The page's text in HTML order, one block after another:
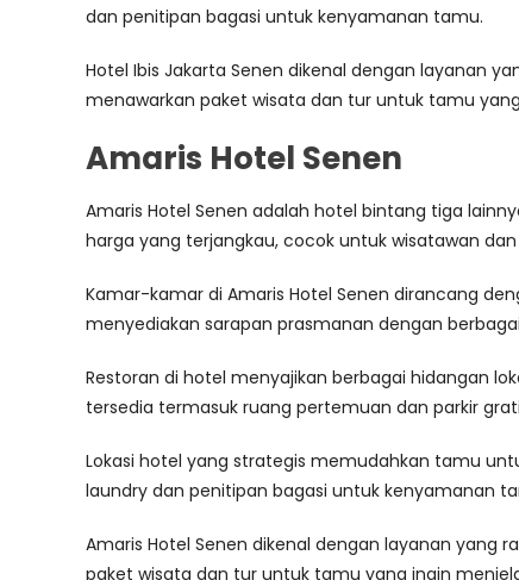
dan penitipan bagasi untuk kenyamanan tamu.
Hotel Ibis Jakarta Senen dikenal dengan layanan
menawarkan paket wisata dan tur untuk tamu
Amaris Hotel Senen
Amaris Hotel Senen adalah hotel bintang tiga
harga yang terjangkau, cocok untuk wisatawan
Kamar-kamar di Amaris Hotel Senen dirancang
menyediakan sarapan prasmanan dengan
Restoran di hotel menyajikan berbagai hidangan
tersedia termasuk ruang pertemuan dan parkir
Lokasi hotel yang strategis memudahkan tamu
laundry dan penitipan bagasi untuk kenyamanan
Amaris Hotel Senen dikenal dengan layanan
paket wisata dan tur untuk tamu yang ingin